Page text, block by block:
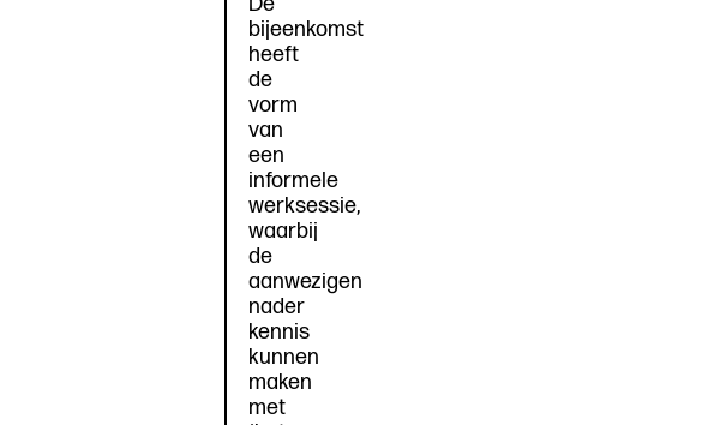
bijeenkomst
heeft
de
vorm
van
een
informele
werksessie,
waarbij
de
aanwezigen
nader
kennis
kunnen
maken
met